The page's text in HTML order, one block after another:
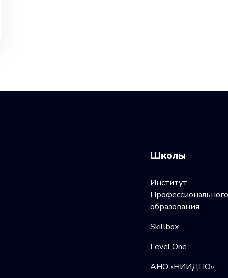
Школы
Институт
Профессионального
образования
Skillbox
Level One
АНО «НИИДПО»